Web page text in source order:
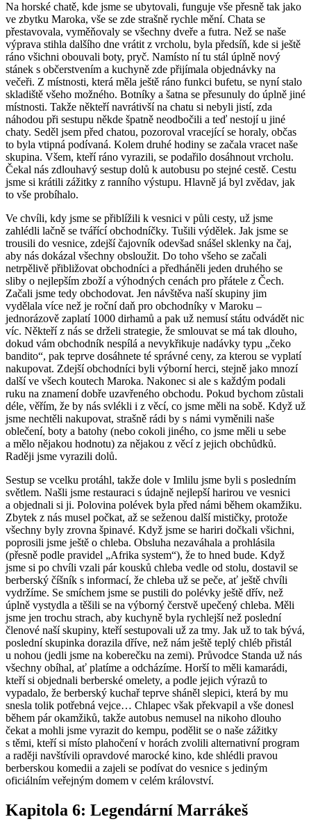
Na horské chatě, kde jsme se ubytovali, funguje vše přesně tak jako
ve zbytku Maroka, vše se zde strašně rychle mění. Chata se
přestavovala, vyměňovaly se všechny dveře a futra. Než se naše
výprava stihla dalšího dne vrátit z vrcholu, byla předsíň, kde si ještě
ráno všichni obouvali boty, pryč. Namísto ní tu stál úplně nový
stánek s občerstvením a kuchyně zde přijímala objednávky na
večeři. Z místnosti, která měla ještě ráno funkci bufetu, se nyní stalo
skladiště všeho možného. Botníky a šatna se přesunuly do úplně jiné
místnosti. Takže někteří navrátivší na chatu si nebyli jistí, zda
náhodou při sestupu někde špatně neodbočili a teď nestojí u jiné
chaty. Seděl jsem před chatou, pozoroval vracející se horaly, občas
to byla vtipná podívaná. Kolem druhé hodiny se začala vracet naše
skupina. Všem, kteří ráno vyrazili, se podařilo dosáhnout vrcholu.
Čekal nás zdlouhavý sestup dolů k autobusu po stejné cestě. Cestu
jsme si krátili zážitky z ranního výstupu. Hlavně já byl zvědav, jak
to vše probíhalo.
Ve chvíli, kdy jsme se přiblížili k vesnici v půli cesty, už jsme
zahlédli lačně se tvářící obchodníčky. Tušili výdělek. Jak jsme se
trousili do vesnice, zdejší čajovník odevšad snášel sklenky na čaj,
aby nás dokázal všechny obsloužit. Do toho všeho se začali
netrpělivě přibližovat obchodníci a předháněli jeden druhého se
sliby o nejlepším zboží a výhodných cenách pro přátele z Čech.
Začali jsme tedy obchodovat. Jen návštěva naší skupiny jim
vydělala více než je roční daň pro obchodníky v Maroku –
jednorázově zaplatí 1000 dirhamů a pak už nemusí státu odvádět nic
víc. Někteří z nás se drželi strategie, že smlouvat se má tak dlouho,
dokud vám obchodník nespílá a nevykřikuje nadávky typu „čeko
bandito“, pak teprve dosáhnete té správné ceny, za kterou se vyplatí
nakupovat. Zdejší obchodníci byli výborní herci, stejně jako mnozí
další ve všech koutech Maroka. Nakonec si ale s každým podali
ruku na znamení dobře uzavřeného obchodu. Pokud bychom zůstali
déle, věřím, že by nás svlékli i z věcí, co jsme měli na sobě. Když už
jsme nechtěli nakupovat, strašně rádi by s námi vyměnili naše
oblečení, boty a batohy (nebo cokoli jiného, co jsme měli u sebe
a mělo nějakou hodnotu) za nějakou z věcí z jejich obchůdků.
Raději jsme vyrazili dolů.
Sestup se vcelku protáhl, takže dole v Imlilu jsme byli s posledním
světlem. Našli jsme restauraci s údajně nejlepší harirou ve vesnici
a objednali si ji. Polovina polévek byla před námi během okamžiku.
Zbytek z nás musel počkat, až se seženou další mističky, protože
všechny byly zrovna špinavé. Když jsme se hariri dočkali všichni,
poprosili jsme ještě o chleba. Obsluha nezaváhala a prohlásila
(přesně podle pravidel „Afrika system“), že to hned bude. Když
jsme si po chvíli vzali pár kousků chleba vedle od stolu, dostavil se
berberský číšník s informací, že chleba už se peče, ať ještě chvíli
vydržíme. Se smíchem jsme se pustili do polévky ještě dřív, než
úplně vystydla a těšili se na výborný čerstvě upečený chleba. Měli
jsme jen trochu strach, aby kuchyně byla rychlejší než poslední
členové naší skupiny, kteří sestupovali už za tmy. Jak už to tak bývá,
poslední skupinka dorazila dříve, než nám ještě teplý chléb přistál
u nohou (jedli jsme na koberečku na zemi). Průvodce Standa už nás
všechny obíhal, ať platíme a odcházíme. Horší to měli kamarádi,
kteří si objednali berberské omelety, a podle jejich výrazů to
vypadalo, že berberský kuchař teprve sháněl slepici, která by mu
snesla tolik potřebná vejce… Chlapec však překvapil a vše donesl
během pár okamžiků, takže autobus nemusel na nikoho dlouho
čekat a mohli jsme vyrazit do kempu, podělit se o naše zážitky
s těmi, kteří si místo plahočení v horách zvolili alternativní program
a raději navštívili opravdové marocké kino, kde shlédli pravou
berberskou komedii a zajeli se podívat do vesnice s jediným
oficiálním veřejným domem v celém království.
Kapitola 6: Legendární Marrákeš